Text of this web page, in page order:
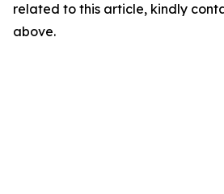
related to this article, kindly
above.